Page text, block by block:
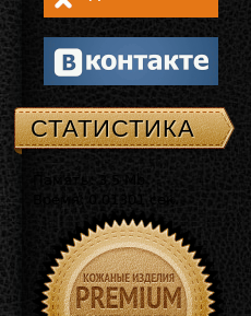
СТАТИСТИКА
Память: 3.5 Mb
Время: 0.01301 сек.